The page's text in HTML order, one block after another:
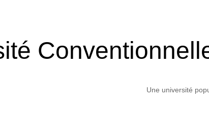
Une université